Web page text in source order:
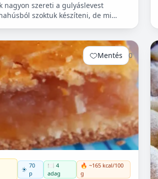
nagyon szereti a gulyáslevest
szoktuk készíteni, de mi
Mentés 0
70
p
🍽️ 4
adag
🔥 ~165 kcal/100
g